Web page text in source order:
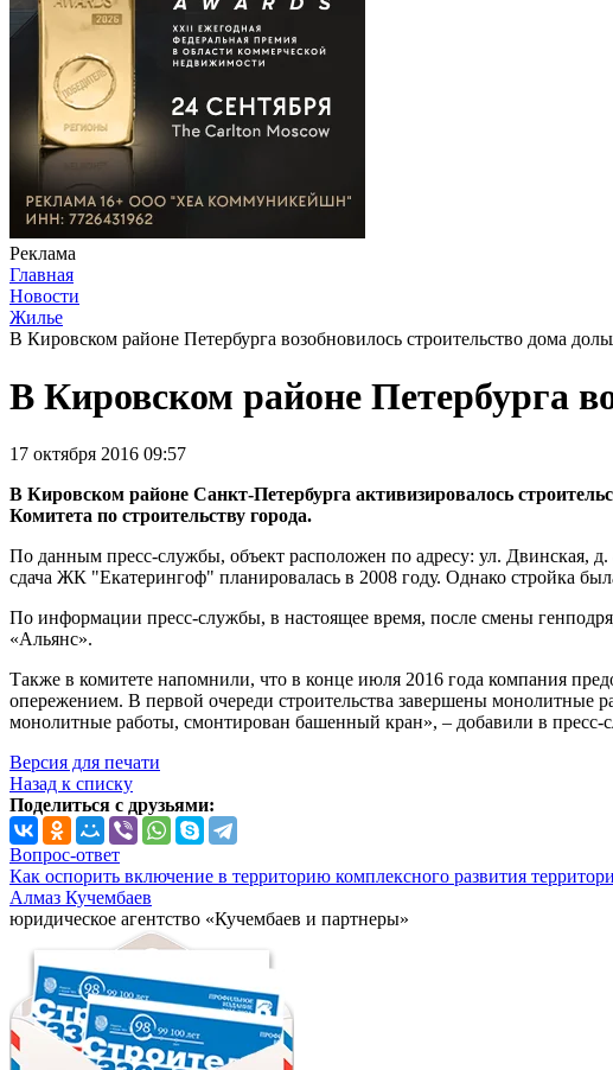
Реклама
Главная
Новости
Жилье
В Кировском районе Петербурга возобновилось строительство дома
В Кировском районе Петербурга
17 октября 2016 09:57
В Кировском районе Санкт-Петербурга активизировалось
Комитета по строительству города.
По данным пресс-службы, объект расположен по адресу: ул. Двинская,
сдача ЖК "Екатерингоф" планировалась в 2008 году. Однако стройка
По информации пресс-службы, в настоящее время, после смены
«Альянс».
Также в комитете напомнили, что в конце июля 2016 года компания
опережением. В первой очереди строительства завершены монолитные
монолитные работы, смонтирован башенный кран», – добавили в пресс-
Версия для печати
Назад к списку
Поделиться с друзьями:
Вопрос-ответ
Как оспорить включение в территорию комплексного развития
Алмаз Кучембаев
юридическое агентство «Кучембаев и партнеры»